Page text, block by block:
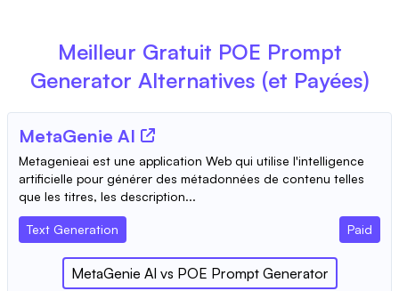
Meilleur Gratuit POE Prompt
Generator Alternatives (et Payées)
MetaGenie AI
Metagenieai est une application Web qui utilise l'intelligence
artificielle pour générer des métadonnées de contenu telles
que les titres, les description...
Text Generation Paid
MetaGenie AI vs POE Prompt Generator